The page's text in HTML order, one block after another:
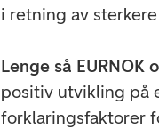
i retning av
Lenge så
positiv utvikling på
forklaringsfaktorer